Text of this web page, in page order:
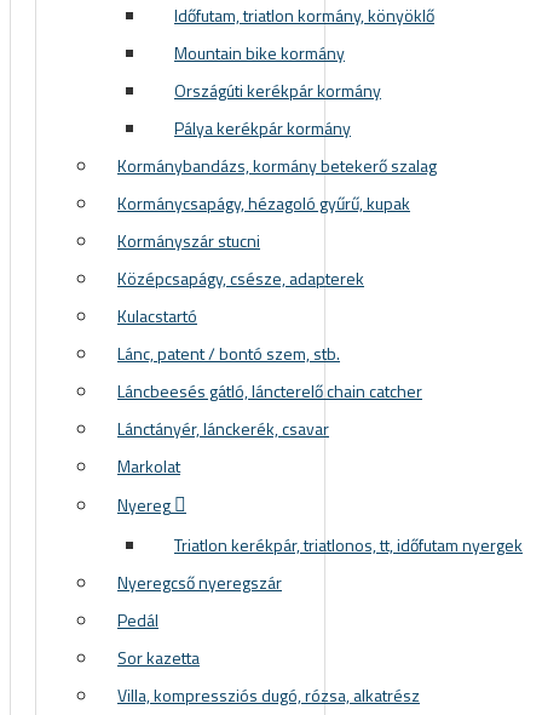
Időfutam, triatlon kormány, könyöklő
Mountain bike kormány
Országúti kerékpár kormány
Pálya kerékpár kormány
Kormánybandázs, kormány betekerő szalag
Kormánycsapágy, hézagoló gyűrű, kupak
Kormányszár stucni
Középcsapágy, csésze, adapterek
Kulacstartó
Lánc, patent / bontó szem, stb.
Láncbeesés gátló, láncterelő chain catcher
Lánctányér, lánckerék, csavar
Markolat
Nyereg
Triatlon kerékpár, triatlonos, tt, időfutam nyergek
Nyeregcső nyeregszár
Pedál
Sor kazetta
Villa, kompressziós dugó, rózsa, alkatrész